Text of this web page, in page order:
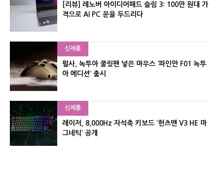
[리뷰] 레노버 아이디어패드 슬림 3: 100만 원대 가
격으로 AI PC 문을 두드리다
신제품
펄사, 녹투아 쿨링팬 넣은 마우스 ‘파인만 F01 녹투
아 에디션’ 출시
신제품
레이저, 8,000Hz 자석축 키보드 ‘헌츠맨 V3 HE 마
그네틱’ 공개